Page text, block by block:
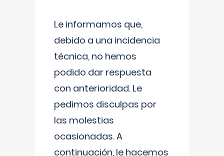
Le informamos que,
debido a una incidencia
técnica, no hemos
podido dar respuesta
con anterioridad. Le
pedimos disculpas por
las molestias
ocasionadas. A
continuación, le hacemos